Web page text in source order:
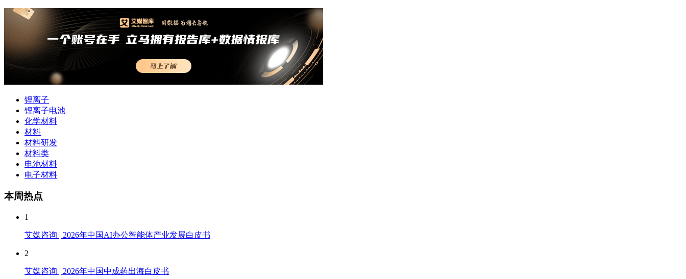
锂离子
锂离子电池
化学材料
材料
材料研发
材料类
电池材料
电子材料
本周热点
1
艾媒咨询 | 2026年中国AI办公智能体产业发展白皮书
2
艾媒咨询 | 2026年中国中成药出海白皮书